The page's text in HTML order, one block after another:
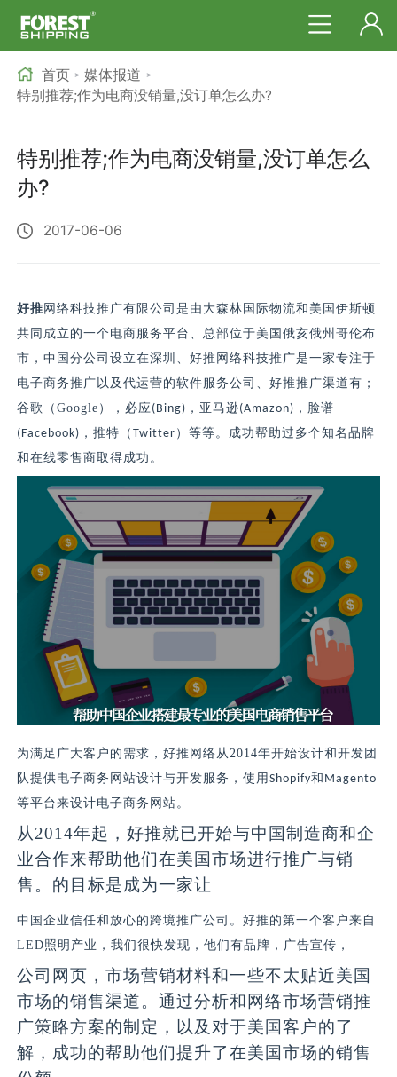
首页 > 媒体报道 >
特别推荐;作为电商没销量,没订单怎么办?
特别推荐;作为电商没销量,没订单怎么
办?
2017-06-06
好推 网络科技推广有限公司是由大森林国际物流和美国伊斯顿
共同成立的一个电商服务平台、总部位于美国俄亥俄州哥伦布
市，中国分公司设立在深圳、好推网络科技推广是一家专注于
电子商务推广以及代运营的软件服务公司、好推推广渠道有；
谷歌（Google ），必应(Bing) ，亚马逊(Amazon) ，脸谱
(Facebook) ，推特（Twitter ）等等。成功帮助过多个知名品牌
和在线零售商取得成功。
为满足广大客户的需求，好推网络从2014年开始设计和开发团
队提供电子商务网站设计与开发服务，使用Shopify和 Magento
等平台来设计电子商务网站。
从2014年起，好推就已开始与中国制造商和企
业合作来帮助他们在美国市场进行推广与销
售。的目标是成为一家让
中国企业信任和放心的跨境推广公司。好推的第一个客户来自
LED照明产业，我们很快发现，他们有品牌，广告宣传，
公司网页，市场营销材料和一些不太贴近美国
市场的销售渠道。通过分析和网络市场营销推
广策略方案的制定，以及对于美国客户的了
解，成功的帮助他们提升了在美国市场的销售